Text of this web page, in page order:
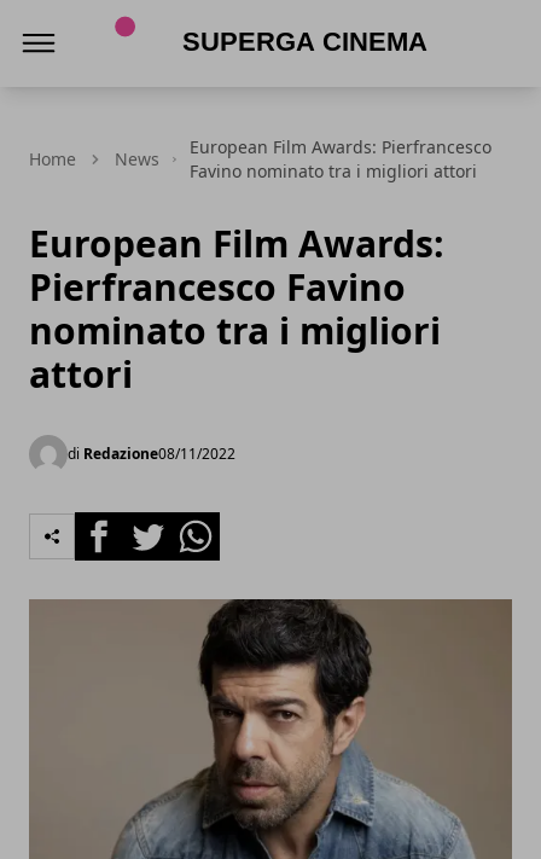
Home News
European Film Awards: Pierfrancesco
Favino nominato tra i migliori attori
European Film Awards:
Pierfrancesco Favino
nominato tra i migliori
attori
di Redazione08/11/2022
FacebookTwitterWhatsapp